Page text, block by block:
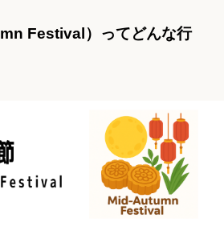
Festival）ってどんな行